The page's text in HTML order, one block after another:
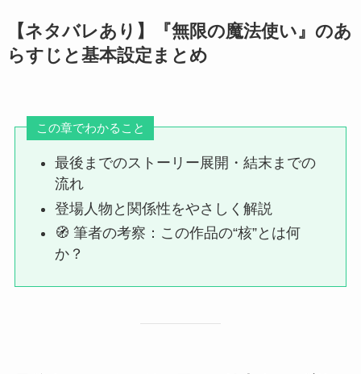
【ネタバレあり】『無限の魔法使い』のあ
らすじと基本設定まとめ
この章でわかること
最後までのストーリー展開・結末までの
流れ
登場人物と関係性をやさしく解説
🧭 筆者の考察：この作品の“核”とは何
か？